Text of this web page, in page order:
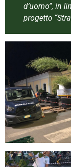
d’uomo”, in
progetto